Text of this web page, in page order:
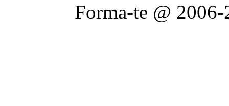
Forma-te @